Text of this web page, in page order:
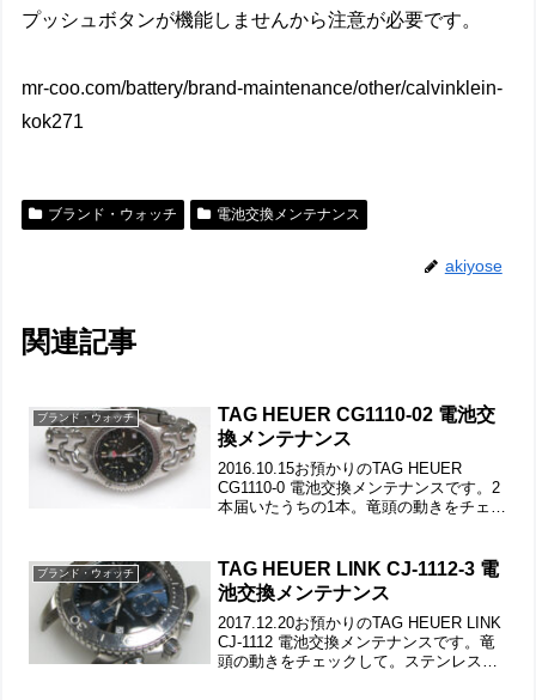
プッシュボタンが機能しませんから注意が必要です。
mr-coo.com/battery/brand-maintenance/other/calvinklein-
kok271
ブランド・ウォッチ 電池交換メンテナンス
akiyose
関連記事
ブランド・ウォッチ
TAG HEUER CG1110-02 電池交
換メンテナンス
2016.10.15お預かりのTAG HEUER
CG1110-0 電池交換メンテナンスです。2
本届いたうちの1本。竜頭の動きをチェッ
します。ベルトごと洗浄でバックルの...
ブランド・ウォッチ
TAG HEUER LINK CJ-1112-3 電
池交換メンテナンス
2017.12.20お預かりのTAG HEUER LINK
CJ-1112 電池交換メンテナンスです。竜
頭の動きをチェックして。ステンレス無